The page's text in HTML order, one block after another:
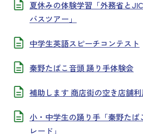
夏休みの体験学習「外務省と
バスツアー」
中学生英語スピーチコンテスト
秦野たばこ音頭 踊り手体験会
補助します 商店街の空き店舗
小・中学生の踊り手「秦野た
レード」